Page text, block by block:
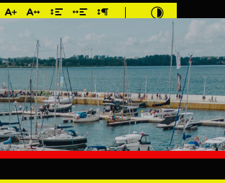
TURYSTYKA INWESTYCJE
WYGRANY!”